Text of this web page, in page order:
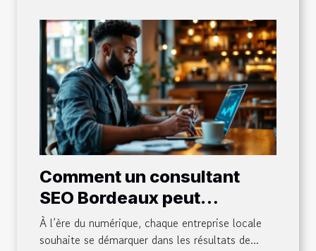
Comment un consultant
SEO Bordeaux peut
transformer votre
entreprise locale
À l’ère du numérique, chaque entreprise locale
souhaite se démarquer dans les résultats de...